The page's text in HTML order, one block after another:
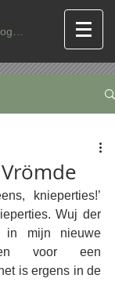
knieperties!’
Wuj der
in mijn nieuwe
voor een
is ergens in de